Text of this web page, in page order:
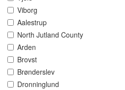
Viborg
Aalestrup
North Jutland County
Arden
Brovst
Brønderslev
Dronninglund